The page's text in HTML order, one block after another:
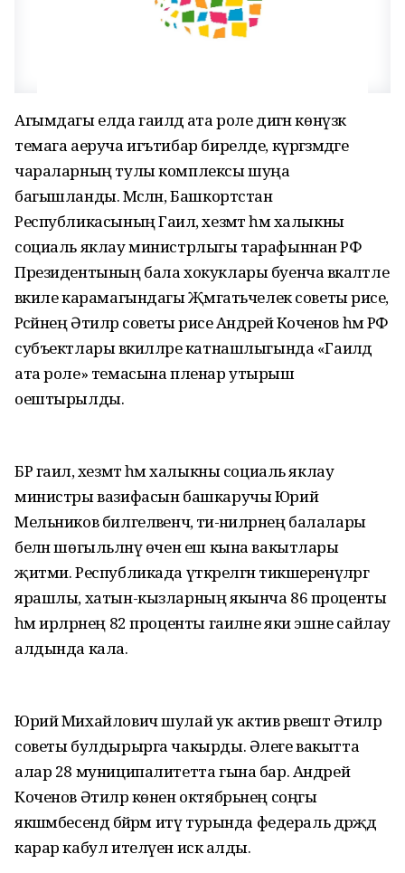
Агымдагы елда гаиләдә ата роле дигән көнүзәк
темага аеруча игътибар бирелде, күргәзмәдәге
чараларның тулы комплексы шуңа
багышланды. Мәсәлән, Башкортстан
Республикасының Гаилә, хезмәт һәм халыкны
социаль яклау министрлыгы тарафыннан РФ
Президентының бала хокуклары буенча вәкаләтле
вәкиле карамагындагы Җәмәгатьчелек советы рәисе,
Рәсәйнең Әтиләр советы рәисе Андрей Коченов һәм РФ
субъектлары вәкилләре катнашлыгында «Гаиләдә
ата роле» темасына пленар утырыш
оештырылды.
БР гаилә, хезмәт һәм халыкны социаль яклау
министры вазифасын башкаручы Юрий
Мельников билгеләвенчә, әти-әниләрнең балалары
белән шөгыльләнү өчен еш кына вакытлары
җитми. Республикада үткәрелгән тикшеренүләргә
ярашлы, хатын-кызларның якынча 86 проценты
һәм ирләрнең 82 проценты гаиләне яки эшне сайлау
алдында кала.
Юрий Михайлович шулай ук актив рәвештә Әтиләр
советы булдырырга чакырды. Әлеге вакытта
алар 28 муниципалитетта гына бар. Андрей
Коченов Әтиләр көнен октябрьнең соңгы
якшәмбесендә бәйрәм итү турында федераль дәрәҗәдә
карар кабул ителүен искә алды.